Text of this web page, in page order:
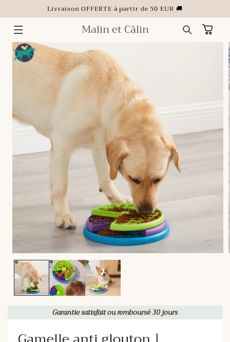
AU
CONTENU
Livraison OFFERTE à partir de 50 EUR 🚚
Malin et Câlin Panier
AUX
Garantie satisfait ou remboursé 30 jours